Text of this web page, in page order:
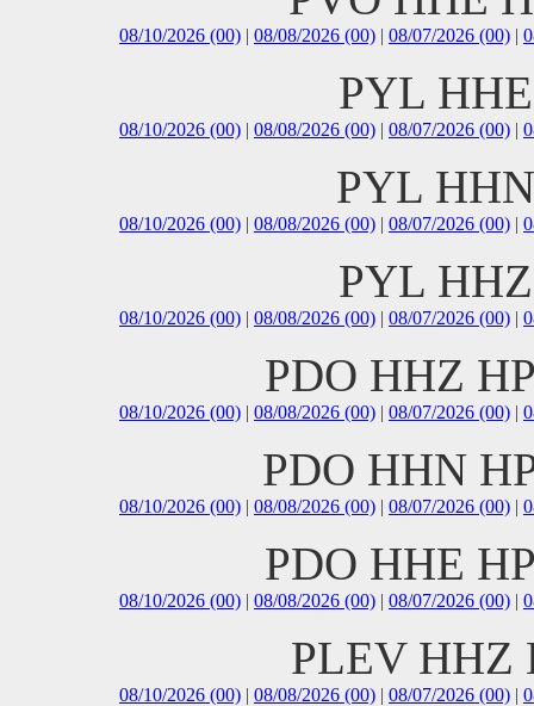
08/10/2026 (00) | 08/08/2026 (00) | 08/07/2026 (00) |
PYL
08/10/2026 (00) | 08/08/2026 (00) | 08/07/2026 (00) |
PYL
08/10/2026 (00) | 08/08/2026 (00) | 08/07/2026 (00) |
PYL
08/10/2026 (00) | 08/08/2026 (00) | 08/07/2026 (00) |
PDO HHZ
08/10/2026 (00) | 08/08/2026 (00) | 08/07/2026 (00) |
PDO HHN
08/10/2026 (00) | 08/08/2026 (00) | 08/07/2026 (00) |
PDO HHE
08/10/2026 (00) | 08/08/2026 (00) | 08/07/2026 (00) |
PLEV HHZ
08/10/2026 (00) | 08/08/2026 (00) | 08/07/2026 (00) |